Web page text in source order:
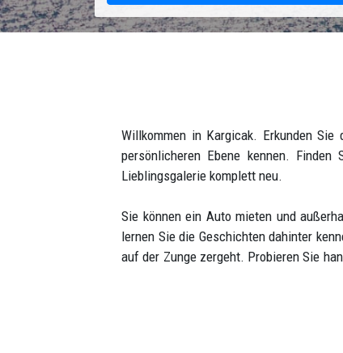
Willkommen in Kargicak. Erkunden
persönlicheren Ebene kennen.
Lieblingsgalerie komplett neu.
Sie können ein Auto mieten und
lernen Sie die Geschichten dahinter
auf der Zunge zergeht. Probieren Sie
modernen Lebens vertreiben,